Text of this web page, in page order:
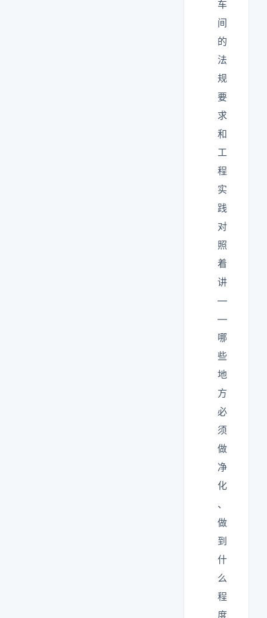
车
间
的
法
规
要
求
和
工
程
实
践
对
照
着
讲
—
—
哪
些
地
方
必
须
做
净
化
、
做
到
什
么
程
度